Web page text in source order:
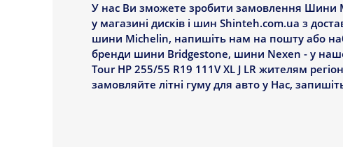
У нас Ви зможете зробити замовлення Шини
у магазині дисків і шин Shinteh.com.ua з
шини Michelin, напишіть нам на пошту або
бренди шини Bridgestone, шини Nexen - у
Tour HP 255/55 R19 111V XL J LR жителям
замовляйте літні гуму для авто у Нас,